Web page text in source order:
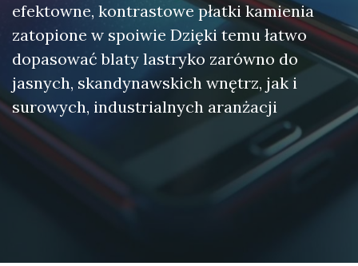
efektowne, kontrastowe płatki kamienia
zatopione w spoiwie Dzięki temu łatwo
dopasować blaty lastryko zarówno do
jasnych, skandynawskich wnętrz, jak i
surowych, industrialnych aranżacji